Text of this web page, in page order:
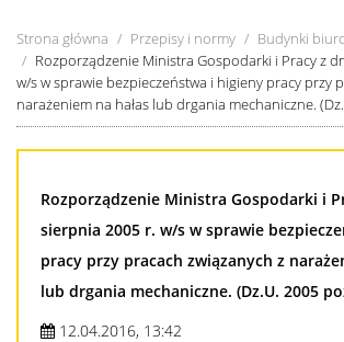
Strona główna Przepisy i normy
Budynki
Rozporządzenie Ministra Gospodarki i Pracy z
w/s w sprawie bezpieczeństwa i higieny pracy przy
narażeniem na hałas lub drgania mechaniczne.
Rozporządzenie Ministra Gospodarki i
sierpnia 2005 r. w/s w sprawie
pracy przy pracach związanych z
lub drgania mechaniczne. (Dz.U. 2005
12.04.2016, 13:42